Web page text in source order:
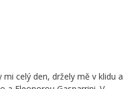
celý den, držely mě v klidu a